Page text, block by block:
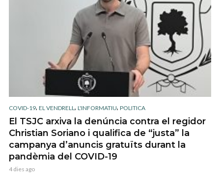
COVID-19, EL VENDRELL , L'INFORMATIU, POLITICA
El TSJC arxiva la denúncia contra el regidor
Christian Soriano i qualifica de “justa” la
campanya d’anuncis gratuïts durant la
pandèmia del COVID-19
4 dies ago